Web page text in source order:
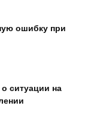
ошибку при
ситуации на